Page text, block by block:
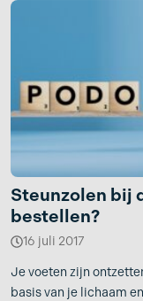
Steunzolen bij
bestellen?
16 juli 2017
Je voeten zijn
basis van je lichaam